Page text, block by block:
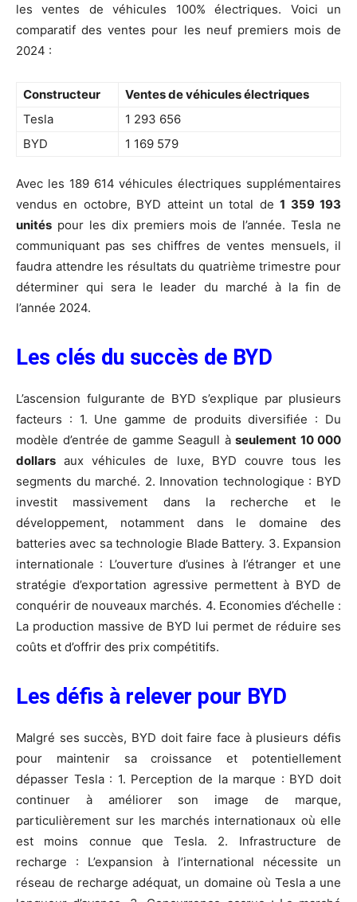
les ventes de véhicules 100% électriques. Voici un
comparatif des ventes pour les neuf premiers mois de
2024 :
Constructeur
Ventes de véhicules électriques
Tesla
1 293 656
BYD
1 169 579
Avec les 189 614 véhicules électriques supplémentaires
vendus en octobre, BYD atteint un total de1 359 193
unités pour les dix premiers mois de l’année. Tesla ne
communiquant pas ses chiffres de ventes mensuels, il
faudra attendre les résultats du quatrième trimestre pour
déterminer qui sera le leader du marché à la fin de
l’année 2024.
Les clés du succès de BYD
L’ascension fulgurante de BYD s’explique par plusieurs
facteurs : 1. Une gamme de produits diversifiée : Du
modèle d’entrée de gamme Seagull à seulement 10 000
dollars aux véhicules de luxe, BYD couvre tous les
segments du marché. 2. Innovation technologique : BYD
investit massivement dans la recherche et le
développement, notamment dans le domaine des
batteries avec sa technologie Blade Battery. 3. Expansion
internationale : L’ouverture d’usines à l’étranger et une
stratégie d’exportation agressive permettent à BYD de
conquérir de nouveaux marchés. 4. Economies d’échelle :
La production massive de BYD lui permet de réduire ses
coûts et d’offrir des prix compétitifs.
Les défis à relever pour BYD
Malgré ses succès, BYD doit faire face à plusieurs défis
pour maintenir sa croissance et potentiellement
dépasser Tesla : 1. Perception de la marque : BYD doit
continuer à améliorer son image de marque,
particulièrement sur les marchés internationaux où elle
est moins connue que Tesla. 2. Infrastructure de
recharge : L’expansion à l’international nécessite un
réseau de recharge adéquat, un domaine où Tesla a une